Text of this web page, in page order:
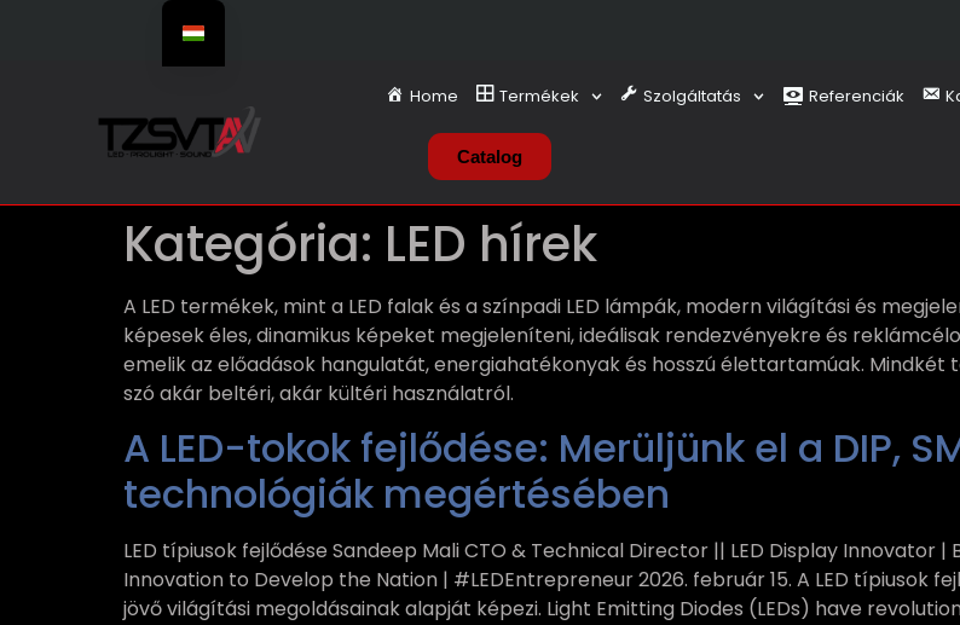
Home Termékek Szolgáltatás Referenciák
Catalog
Kategória: LED hírek
A LED termékek, mint a LED falak és a színpadi LED lámpák, modern világítási és
képesek éles, dinamikus képeket megjeleníteni, ideálisak rendezvényekre és
emelik az előadások hangulatát, energiahatékonyak és hosszú élettartamúak.
szó akár beltéri, akár kültéri használatról.
A LED-tokok fejlődése: Merüljünk el a DIP,
technológiák megértésében
LED típiusok fejlődése Sandeep Mali CTO & Technical Director || LED Display Innovator
Innovation to Develop the Nation | #LEDEntrepreneur 2026. február 15. A LED típiusok
jövő világítási megoldásainak alapját képezi. Light Emitting Diodes (LEDs) have